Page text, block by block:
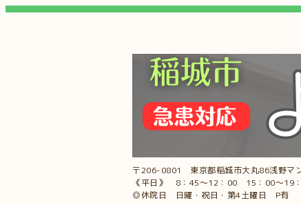
〒206-0801 東京都稲城市大丸86浅野
《平日》 8：45～12：00 15：00～
◎休院日 日曜・祝日・第4土曜日 P有